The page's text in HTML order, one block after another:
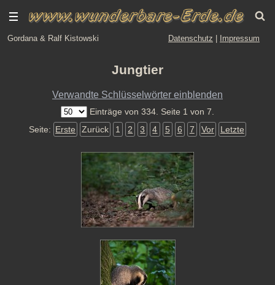
Gordana & Ralf Kistowski Datenschutz Impressum
Jungtier
Verwandte Schlüsselwörter einblenden
Einträge von 334. Seite 1 von 7.
Seite: Erste Zurück 1 2 3 4 5 6 7 Vor Letzte